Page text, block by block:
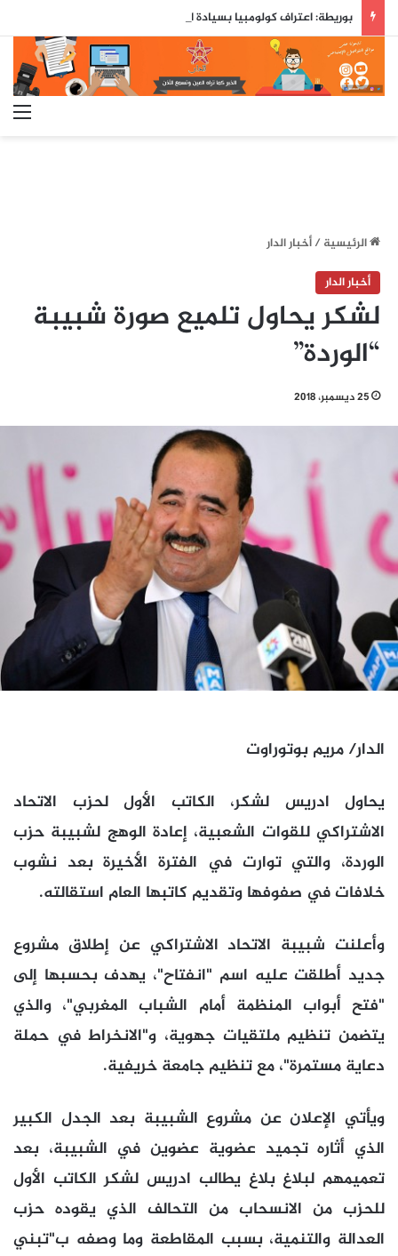
الرئيسية/أخبار الدار
أخبار الدار
لشكر يحاول تلميع صورة شبيبة
“الوردة”
25 ديسمبر، 2018
الدار/ مريم بوتوراوت
يحاول ادريس لشكر، الكاتب الأول لحزب الاتحاد
الاشتراكي للقوات الشعبية، إعادة الوهج لشبيبة حزب
الوردة، والتي توارت في الفترة الأخيرة بعد نشوب
خلافات في صفوفها وتقديم كاتبها العام استقالته.
وأعلنت شبيبة الاتحاد الاشتراكي عن إطلاق مشروع
جديد أطلقت عليه اسم "انفتاح"، يهدف بحسبها إلى
"فتح أبواب المنظمة أمام الشباب المغربي"، والذي
يتضمن تنظيم ملتقيات جهوية، و"الانخراط في حملة
دعاية مستمرة"، مع تنظيم جامعة خريفية.
ويأتي الإعلان عن مشروع الشبيبة بعد الجدل الكبير
الذي أثاره تجميد عضوية عضوين في الشبيبة، بعد
تعميمهم لبلاغ بلاغ يطالب ادريس لشكر الكاتب الأول
للحزب من الانسحاب من التحالف الذي يقوده حزب
العدالة والتنمية، بسبب المقاطعة وما وصفه ب"تبني